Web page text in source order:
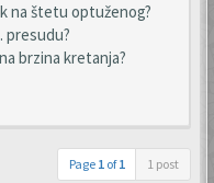
na štetu optuženog?
presudu?
brzina kretanja?
Page 1 of1 1 post